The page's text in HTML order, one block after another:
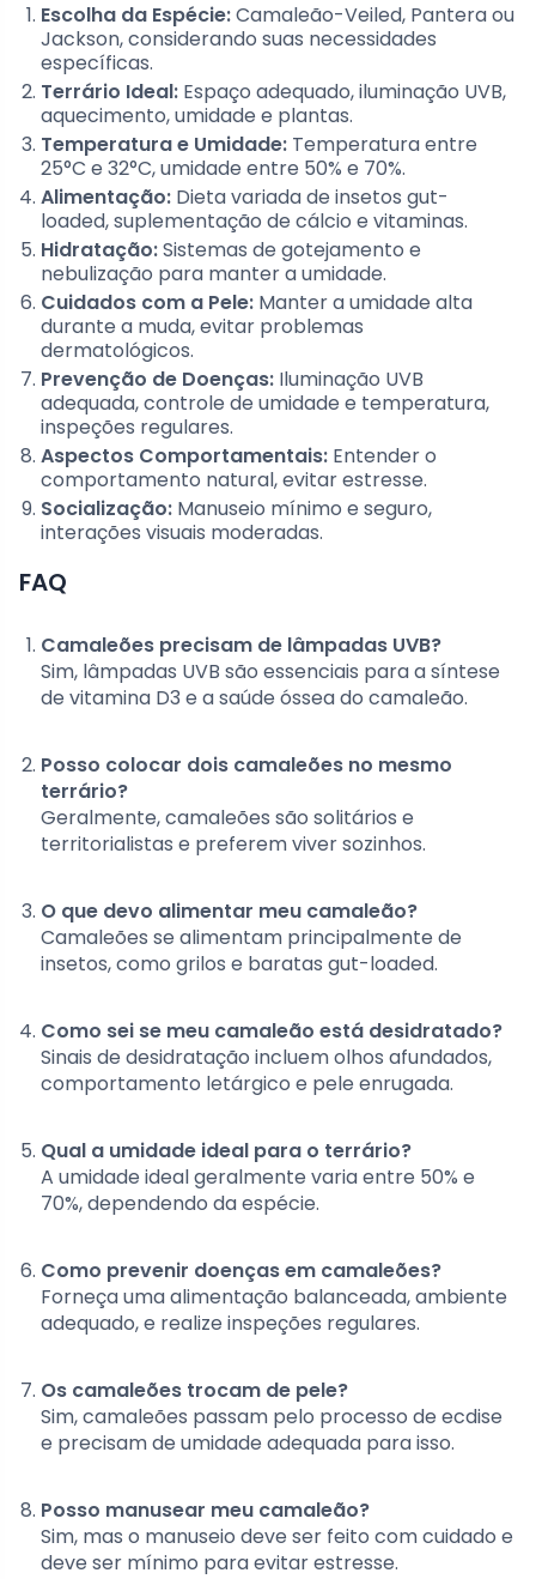
Escolha da Espécie:Camaleão-Veiled, Pantera ou
Jackson, considerando suas necessidades
específicas.
Terrário Ideal: Espaço adequado, iluminação UVB,
aquecimento, umidade e plantas.
Temperatura e Umidade: Temperatura entre
25°C e 32°C, umidade entre 50% e 70%.
Alimentação: Dieta variada de insetos gut-
loaded, suplementação de cálcio e vitaminas.
Hidratação:Sistemas de gotejamento e
nebulização para manter a umidade.
Cuidados com a Pele: Manter a umidade alta
durante a muda, evitar problemas
dermatológicos.
Prevenção de Doenças: Iluminação UVB
adequada, controle de umidade e temperatura,
inspeções regulares.
Aspectos Comportamentais: Entender o
comportamento natural, evitar estresse.
Socialização: Manuseio mínimo e seguro,
interações visuais moderadas.
FAQ
Camaleões precisam de lâmpadas UVB?
Sim, lâmpadas UVB são essenciais para a síntese
de vitamina D3 e a saúde óssea do camaleão.
Posso colocar dois camaleões no mesmo
terrário?
Geralmente, camaleões são solitários e
territorialistas e preferem viver sozinhos.
O que devo alimentar meu camaleão?
Camaleões se alimentam principalmente de
insetos, como grilos e baratas gut-loaded.
Como sei se meu camaleão está desidratado?
Sinais de desidratação incluem olhos afundados,
comportamento letárgico e pele enrugada.
Qual a umidade ideal para o terrário?
A umidade ideal geralmente varia entre 50% e
70%, dependendo da espécie.
Como prevenir doenças em camaleões?
Forneça uma alimentação balanceada, ambiente
adequado, e realize inspeções regulares.
Os camaleões trocam de pele?
Sim, camaleões passam pelo processo de ecdise
e precisam de umidade adequada para isso.
Posso manusear meu camaleão?
Sim, mas o manuseio deve ser feito com cuidado e
deve ser mínimo para evitar estresse.